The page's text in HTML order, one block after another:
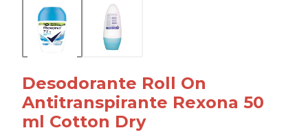
Desodorante Roll On
Antitranspirante Rexona 50
ml Cotton Dry